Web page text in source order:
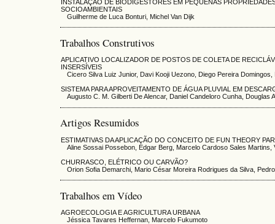
INSTALAÇÃO DE BIODIGESTORES EM PEQUENAS
SOCIOAMBIENTAIS
Guilherme de Luca Bonturi, Michel Van Dijk
Trabalhos Construtivos
APLICATIVO LOCALIZADOR DE POSTOS DE COLETA DE
INSERSÍVEIS
Cicero Silva Luiz Junior, Davi Kooji Uezono, Diego Pereira
SISTEMA PARA APROVEITAMENTO DE ÁGUA PLUVIAL EM
Augusto C. M. Gilberti De Alencar, Daniel Candeloro Cunha,
Artigos Resumidos
ESTIMATIVAS DA APLICAÇÃO DO CONCEITO DE FUN THEORY
Aline Sossai Possebon, Edgar Berg, Marcelo Cardoso Sales
CHURRASCO, ELÉTRICO OU CARVÃO?
Orion Sofia Demarchi, Mario César Moreira Rodrigues da Silva,
Trabalhos em Vídeo
AGROECOLOGIA E AGRICULTURA URBANA
Jéssica Tavares Heffernan, Marcelo Fukumoto